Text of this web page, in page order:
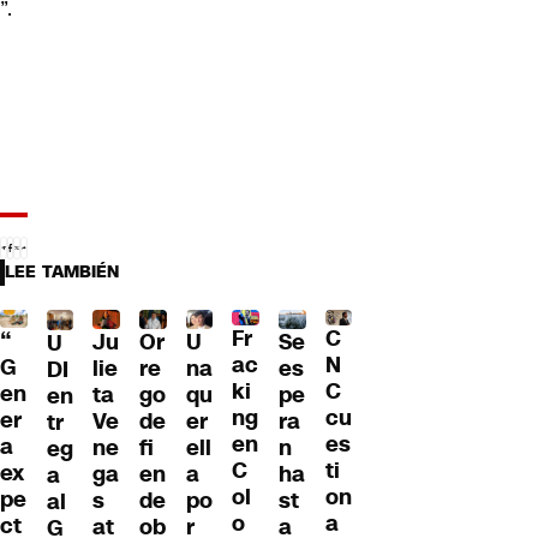
”.
LEE TAMBIÉN
“
G
en
er
a
ex
pe
ct
U
DI
en
tr
eg
a
al
G
Ju
lie
ta
Ve
ne
ga
s
at
Or
re
go
de
fi
en
de
ob
U
na
qu
er
ell
a
po
r
Fr
ac
ki
ng
en
C
ol
o
Se
es
pe
ra
n
ha
st
a
C
N
C
cu
es
ti
on
a